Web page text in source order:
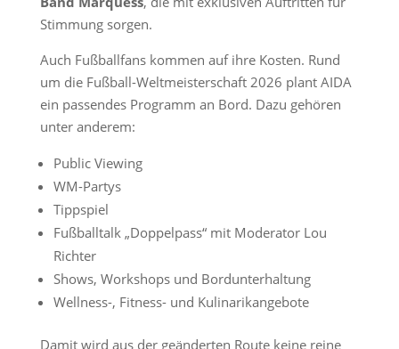
Stimmung sorgen.
Auch Fußballfans kommen auf ihre Kosten. Rund
um die Fußball-Weltmeisterschaft 2026 plant AIDA
ein passendes Programm an Bord. Dazu gehören
unter anderem:
Public Viewing
WM-Partys
Tippspiel
Fußballtalk „Doppelpass“ mit Moderator Lou
Richter
Shows, Workshops und Bordunterhaltung
Wellness-, Fitness- und Kulinarikangebote
Damit wird aus der geänderten Route keine reine